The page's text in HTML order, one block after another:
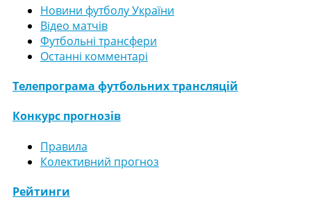
Новини футболу України
Відео матчів
Футбольні трансфери
Останні комментарі
Телепрограма футбольних трансляцій
Конкурс прогнозів
Правила
Колективний прогноз
Рейтинги